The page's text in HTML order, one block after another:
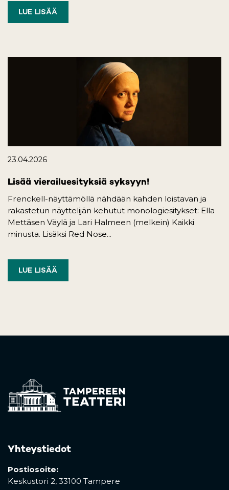
LUE LISÄÄ
23.04.2026
Lisää vierailuesityksiä syksyyn!
Frenckell-näyttämöllä nähdään kahden loistavan ja
rakastetun näyttelijän kehutut monologiesitykset: Ella
Mettäsen Väylä ja Lari Halmeen (melkein) Kaikki
minusta. Lisäksi Red Nose...
LUE LISÄÄ
Yhteystiedot
Postiosoite:
Keskustori 2, 33100 Tampere